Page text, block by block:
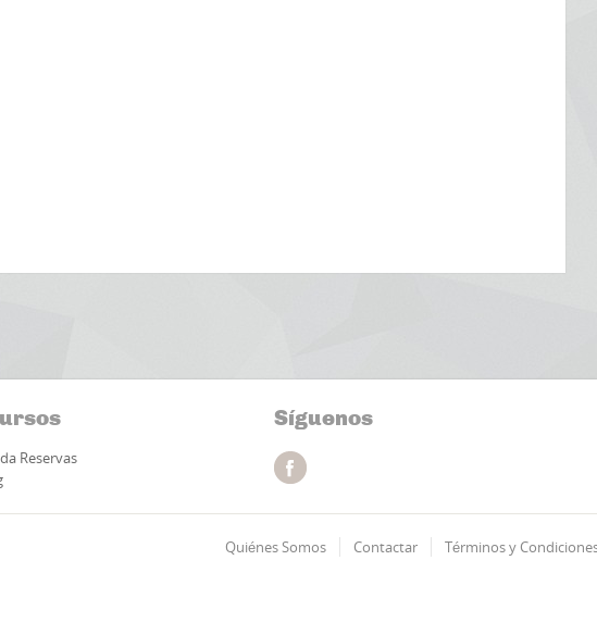
Reservas
Síguenos
Quiénes Somos Contactar Términos y